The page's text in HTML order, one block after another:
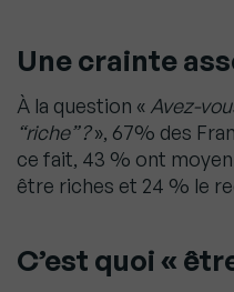
Une crainte
À la question « Avez-
“riche” ?», 67% des
ce fait, 43 % ont
être riches et 24 % le
C’est quoi «